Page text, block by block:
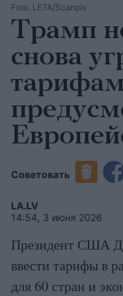
Foto. LETA/Scanpix
Трамп
снова
Советовать
LA.LV
14:54, 3 июня 2026
Президент США
ввести тарифы в
для 60 стран и